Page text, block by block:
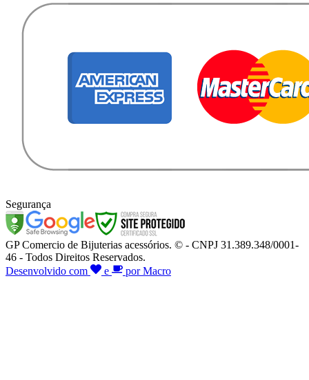
Segurança
GP Comercio de Bijuterias acessórios. © - CNPJ 31.389.348/0001-
46 - Todos Direitos Reservados.
Desenvolvido com
e por Macro